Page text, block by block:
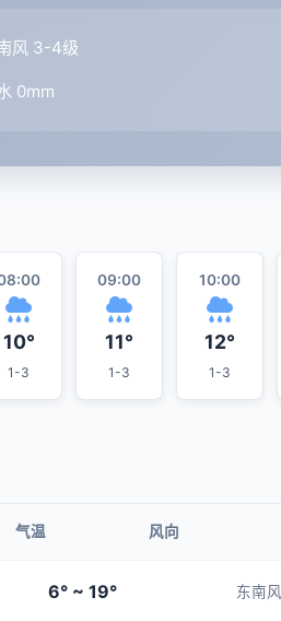
风 3-4级
0mm
10°
1-3
09:00
11°
1-3
10:00
12°
1-3
气温 风向
6° ~ 19° 东南风